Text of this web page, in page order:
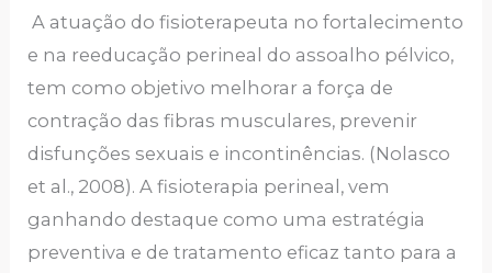
A atuação do fisioterapeuta no fortalecimento
e na reeducação perineal do assoalho pélvico,
tem como objetivo melhorar a força de
contração das fibras musculares, prevenir
disfunções sexuais e incontinências. (Nolasco
et al., 2008). A fisioterapia perineal, vem
ganhando destaque como uma estratégia
preventiva e de tratamento eficaz tanto para a